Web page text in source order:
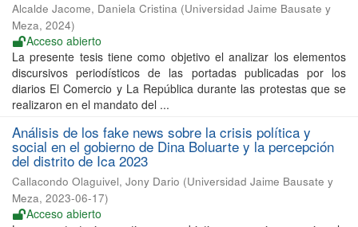
Alcalde Jacome, Daniela Cristina (Universidad Jaime Bausate y
Meza, 2024)
Acceso abierto
La presente tesis tiene como objetivo el analizar los elementos
discursivos periodísticos de las portadas publicadas por los
diarios El Comercio y La República durante las protestas que se
realizaron en el mandato del ...
Análisis de los fake news sobre la crisis política y
social en el gobierno de Dina Boluarte y la percepción
del distrito de Ica 2023
Callacondo Olaguivel, Jony Dario (Universidad Jaime Bausate y
Meza, 2023-06-17)
Acceso abierto